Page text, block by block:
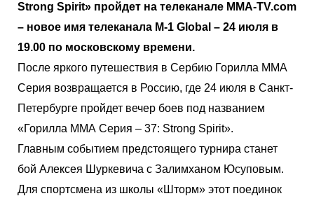
Strong Spirit» пройдет на телеканале MMA-TV.com
– новое имя телеканала M-1 Global – 24 июля в
19.00 по московскому времени.
После яркого путешествия в Сербию Горилла ММА
Серия возвращается в Россию, где 24 июля в Санкт-
Петербурге пройдет вечер боев под названием
«Горилла ММА Серия – 37: Strong Spirit».
Главным событием предстоящего турнира станет
бой Алексея Шуркевича с Залимханом Юсуповым.
Для спортсмена из школы «Шторм» этот поединок